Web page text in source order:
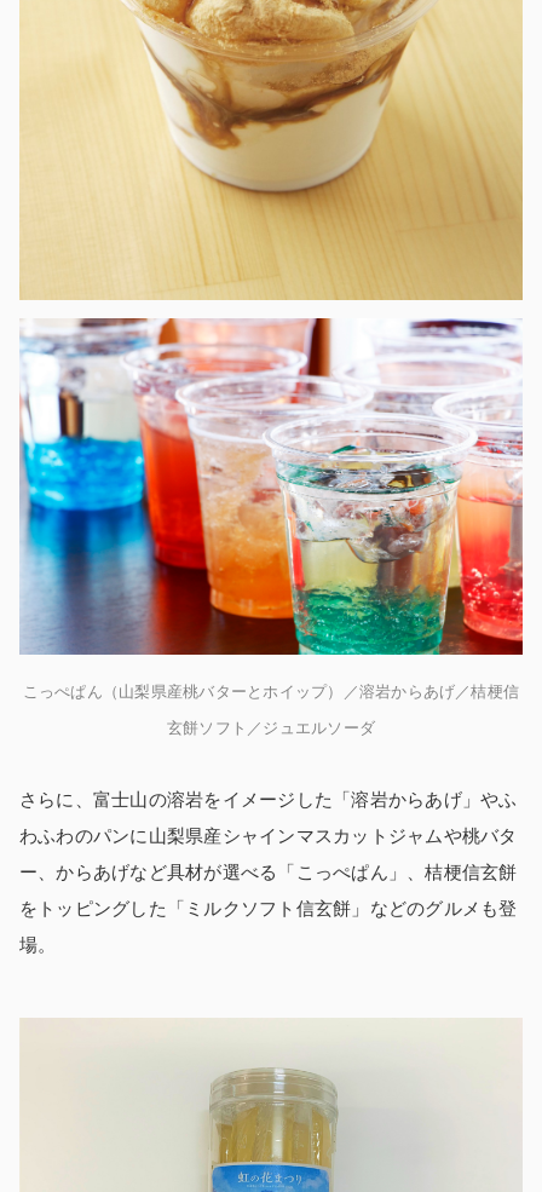
こっぺぱん（山梨県産桃バターとホイップ）／溶岩からあげ​／桔梗信
玄餅ソフト／ジュエルソーダ
さらに、富士山の溶岩をイメージした「溶岩からあげ」やふ
わふわのパンに山梨県産シャインマスカットジャムや桃バタ
ー、からあげなど具材が選べる「こっぺぱん」、桔梗信玄餅
をトッピングした「ミルクソフト信玄餅」などのグルメも登
場。